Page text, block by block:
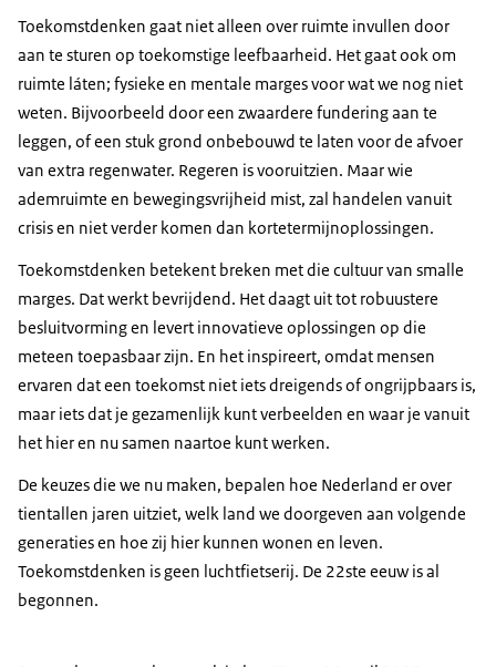
Toekomstdenken gaat niet alleen over ruimte invullen door
aan te sturen op toekomstige leefbaarheid. Het gaat ook om
ruimte láten; fysieke en mentale marges voor wat we nog niet
weten. Bijvoorbeeld door een zwaardere fundering aan te
leggen, of een stuk grond onbebouwd te laten voor de afvoer
van extra regenwater. Regeren is vooruitzien. Maar wie
ademruimte en bewegingsvrijheid mist, zal handelen vanuit
crisis en niet verder komen dan kortetermijnoplossingen.
Toekomstdenken betekent breken met die cultuur van smalle
marges. Dat werkt bevrijdend. Het daagt uit tot robuustere
besluitvorming en levert innovatieve oplossingen op die
meteen toepasbaar zijn. En het inspireert, omdat mensen
ervaren dat een toekomst niet iets dreigends of ongrijpbaars is,
maar iets dat je gezamenlijk kunt verbeelden en waar je vanuit
het hier en nu samen naartoe kunt werken.
De keuzes die we nu maken, bepalen hoe Nederland er over
tientallen jaren uitziet, welk land we doorgeven aan volgende
generaties en hoe zij hier kunnen wonen en leven.
Toekomstdenken is geen luchtfietserij. De 22ste eeuw is al
begonnen.